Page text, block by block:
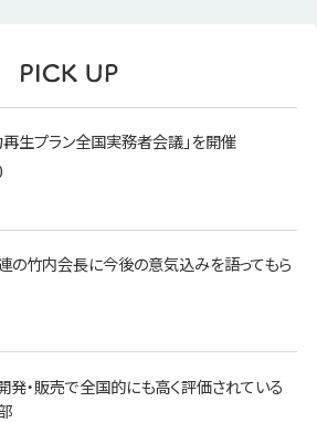
再生プラン全国実務者会議」を開催
の竹内会長に今後の意気込みを語ってもら
発・販売で全国的にも高く評価されている